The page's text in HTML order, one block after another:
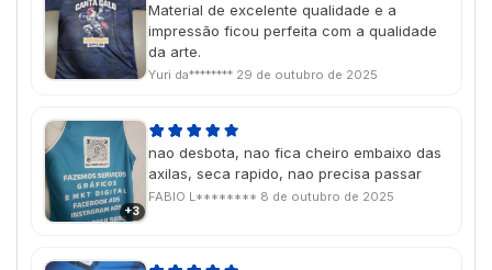
Material de excelente qualidade e a
impressão ficou perfeita com a qualidade
da arte.
Yuri da******** 29 de outubro de 2025
+3
nao desbota, nao fica cheiro embaixo das
axilas, seca rapido, nao precisa passar
FABIO L******** 8 de outubro de 2025